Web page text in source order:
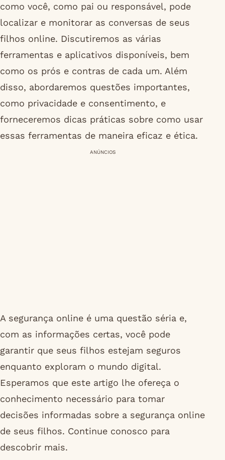
como você, como pai ou responsável, pode
localizar e monitorar as conversas de seus
filhos online. Discutiremos as várias
ferramentas e aplicativos disponíveis, bem
como os prós e contras de cada um. Além
disso, abordaremos questões importantes,
como privacidade e consentimento, e
forneceremos dicas práticas sobre como usar
essas ferramentas de maneira eficaz e ética.
ANÚNCIOS
A segurança online é uma questão séria e,
com as informações certas, você pode
garantir que seus filhos estejam seguros
enquanto exploram o mundo digital.
Esperamos que este artigo lhe ofereça o
conhecimento necessário para tomar
decisões informadas sobre a segurança online
de seus filhos. Continue conosco para
descobrir mais.